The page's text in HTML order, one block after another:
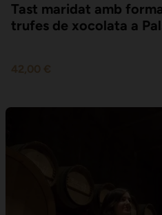
Tast maridat amb
trufes de xocolata a